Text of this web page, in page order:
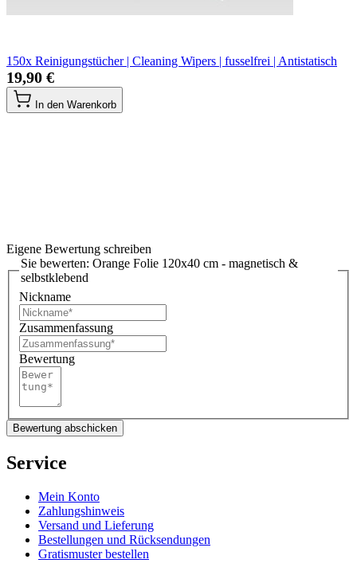
150x Reinigungstücher | Cleaning Wipers | fusselfrei | Antistatisch
19,90 €
In den Warenkorb
Eigene Bewertung schreiben
Sie bewerten: Orange Folie 120x40 cm - magnetisch &
selbstklebend
Nickname
Zusammenfassung
Bewertung
Bewertung abschicken
Service
Mein Konto
Zahlungshinweis
Versand und Lieferung
Bestellungen und Rücksendungen
Gratismuster bestellen